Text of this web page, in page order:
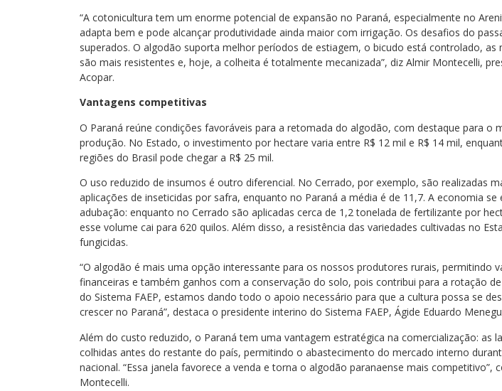
“A cotonicultura tem um enorme potencial de expansão no Paraná, especialmente no
adapta bem e pode alcançar produtividade ainda maior com irrigação. Os desafios do
superados. O algodão suporta melhor períodos de estiagem, o bicudo está controlado, as
são mais resistentes e, hoje, a colheita é totalmente mecanizada”, diz Almir Montecelli,
Acopar.
Vantagens competitivas
O Paraná reúne condições favoráveis para a retomada do algodão, com destaque para o
produção. No Estado, o investimento por hectare varia entre R$ 12 mil e R$ 14 mil,
regiões do Brasil pode chegar a R$ 25 mil.
O uso reduzido de insumos é outro diferencial. No Cerrado, por exemplo, são realizadas
aplicações de inseticidas por safra, enquanto no Paraná a média é de 11,7. A economia se
adubação: enquanto no Cerrado são aplicadas cerca de 1,2 tonelada de fertilizante por
esse volume cai para 620 quilos. Além disso, a resistência das variedades cultivadas no
fungicidas.
“O algodão é mais uma opção interessante para os nossos produtores rurais, permitindo
financeiras e também ganhos com a conservação do solo, pois contribui para a rotação
do Sistema FAEP, estamos dando todo o apoio necessário para que a cultura possa se
crescer no Paraná”, destaca o presidente interino do Sistema FAEP, Ágide Eduardo
Além do custo reduzido, o Paraná tem uma vantagem estratégica na comercialização: as
colhidas antes do restante do país, permitindo o abastecimento do mercado interno
nacional. “Essa janela favorece a venda e torna o algodão paranaense mais competitivo”,
Montecelli.